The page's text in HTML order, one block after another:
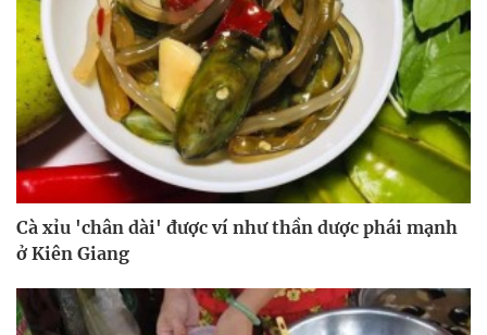
Cà xỉu 'chân dài' được ví như thần dược phái mạnh
ở Kiên Giang